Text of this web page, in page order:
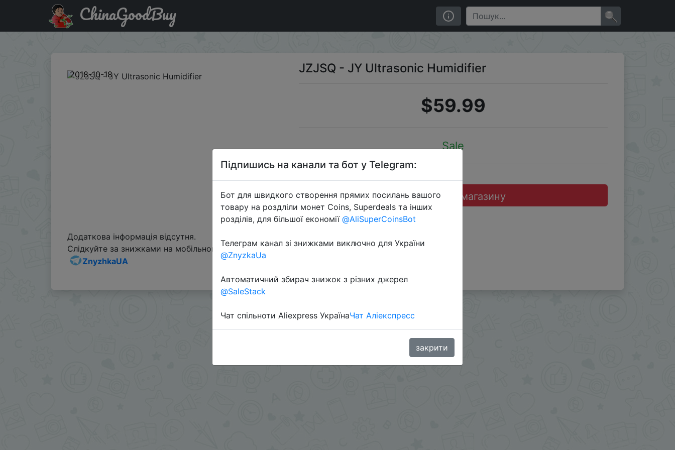
Придбати JZJSQ - JY Ultrasonic Humidifier
ChinaGoodBuy
2018-10-18 JZJSQ - JY Ultrasonic Humidifier
$59.99
Sale
Перейти до магазину
Додаткова інформація відсутня.
Слідкуйте за знижками на мобільному, в телеграм каналі:
ZnyzhkaUA
Підпишись на канали та бот у Telegram:
Бот для швидкого створення прямих посилань вашого
товару на роздліли монет Coins, Superdeals та інших
розділів, для більшої економії @AliSuperCoinsBot
Телеграм канал зі знижками виключно для України
@ZnyzkaUa
Автоматичний збирач знижок з різних джерел
@SaleStack
Чат спільноти Aliexpress УкраїнаЧат Аліекспресс
закрити